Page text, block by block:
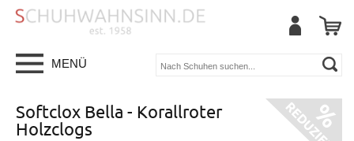
MENÜ
Softclox Bella - Korallroter
Holzclogs